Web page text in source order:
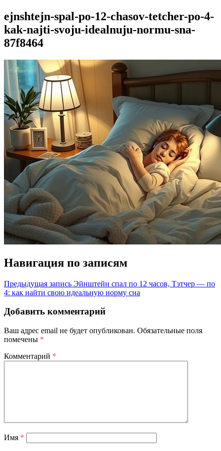
ejnshtejn-spal-po-12-chasov-tetcher-po-4-
kak-najti-svoju-idealnuju-normu-sna-
87f8464
Навигация по записям
Предыдущая запись Эйнштейн спал по 12 часов, Тэтчер — по
4: как найти свою идеальную норму сна
Добавить комментарий
Ваш адрес email не будет опубликован. Обязательные поля
помечены *
Комментарий *
Имя *